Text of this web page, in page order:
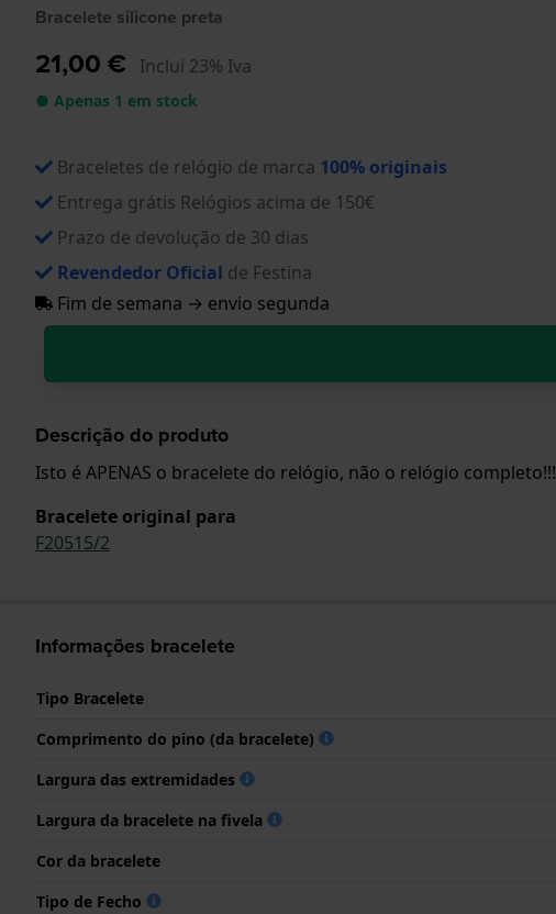
Bracelete silicone preta
21,00 € Inclui 23% Iva
● Apenas 1 em stock
Braceletes de relógio de marca 100% originais
Entrega grátis Relógios acima de 150€
Prazo de devolução de 30 dias
Revendedor Oficial de Festina
Fim de semana → envio segunda
Descrição do produto
Isto é APENAS o bracelete do relógio, não o relógio completo!!!
Bracelete original para
F20515/2
Informações bracelete
Tipo Bracelete
Comprimento do pino (da bracelete)
Largura das extremidades
Largura da bracelete na fivela
Cor da bracelete
Tipo de Fecho